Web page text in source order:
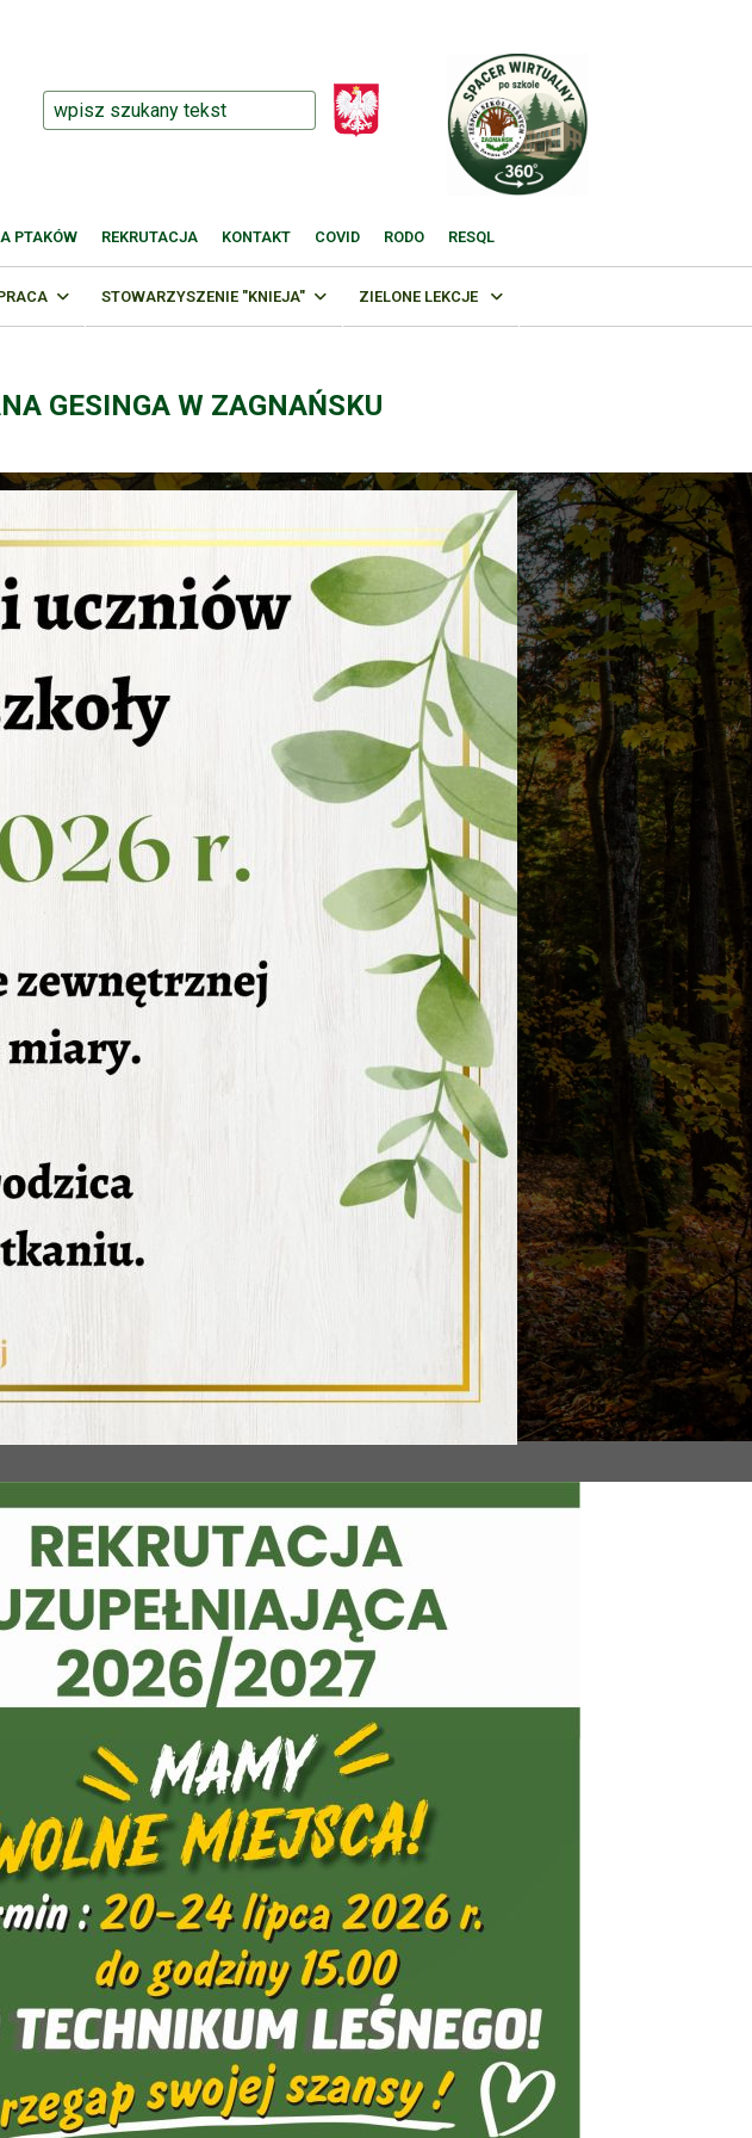
PTAKÓW REKRUTACJA KONTAKT COVID RODO RESQL
STOWARZYSZENIE "KNIEJA" ZIELONE LEKCJE
GESINGA W ZAGNAŃSKU